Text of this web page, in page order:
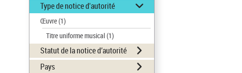
Type de notice d'autorité
Œuvre(1)
Titre uniforme musical(1)
Statut de la notice d’autorité
Pays